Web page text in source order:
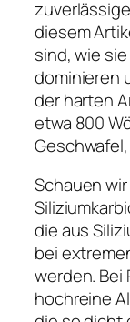
diesem
sind, wie
dominieren
der harten
etwa 800
Schauen
die aus
bei
werden. Bei
hochreine